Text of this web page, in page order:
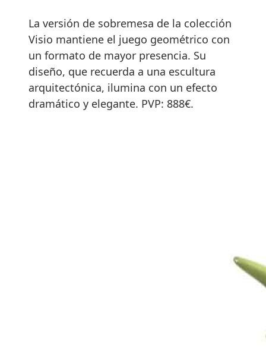
La versión de sobremesa de la colección
Visio mantiene el juego geométrico con
un formato de mayor presencia. Su
diseño, que recuerda a una escultura
arquitectónica, ilumina con un efecto
dramático y elegante. PVP: 888€.